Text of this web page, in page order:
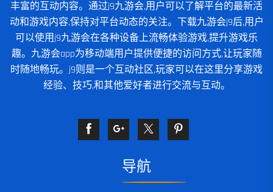
丰富的互动内容。通过j9九游会,用户可以了解平台的最新活
动和游戏内容,保持对平台动态的关注。下载九游会j9后,用户
可以使用j9九游会在各种设备上流畅体验游戏,提升游戏乐
趣。九游会app为移动端用户提供便捷的访问方式,让玩家随
时随地畅玩。j9则是一个互动社区,玩家可以在这里分享游戏
经验、技巧,和其他爱好者进行交流与互动。
导航